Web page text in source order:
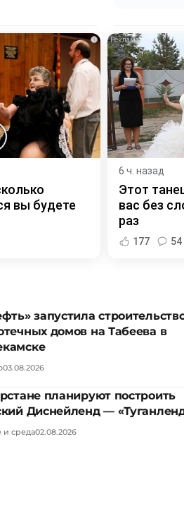
i
вы будете
6 ч. назад
Этот
вас без
раз
177 54
запустила
домов на Табеева в
03.08.2026
планируют построить
Диснейленд —
и среда02.08.2026